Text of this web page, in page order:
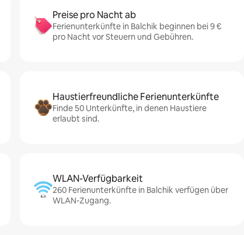
Preise pro Nacht ab
Ferienunterkünfte in Balchik beginnen bei 9 €
pro Nacht vor Steuern und Gebühren.
Haustierfreundliche Ferienunterkünfte
Finde 50 Unterkünfte, in denen Haustiere
erlaubt sind.
WLAN-Verfügbarkeit
260 Ferienunterkünfte in Balchik verfügen über
WLAN-Zugang.